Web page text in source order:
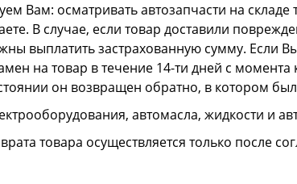
Вам: осматривать автозапчасти на
В случае, если товар доставили
выплатить застрахованную сумму. Если
на товар в течение 14-ти дней с
он возвращен обратно, в котором
автомасла, жидкости и
товара осуществляется только после